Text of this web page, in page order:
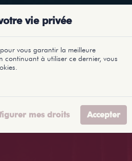
vie privée
vous garantir la meilleure
continuant à utiliser ce dernier, vous
mes droits Accepter